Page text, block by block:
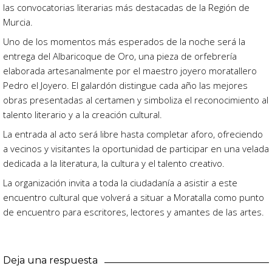
las convocatorias literarias más destacadas de la Región de
Murcia.
Uno de los momentos más esperados de la noche será la
entrega del Albaricoque de Oro, una pieza de orfebrería
elaborada artesanalmente por el maestro joyero moratallero
Pedro el Joyero. El galardón distingue cada año las mejores
obras presentadas al certamen y simboliza el reconocimiento al
talento literario y a la creación cultural.
La entrada al acto será libre hasta completar aforo, ofreciendo
a vecinos y visitantes la oportunidad de participar en una velada
dedicada a la literatura, la cultura y el talento creativo.
La organización invita a toda la ciudadanía a asistir a este
encuentro cultural que volverá a situar a Moratalla como punto
de encuentro para escritores, lectores y amantes de las artes.
Deja una respuesta